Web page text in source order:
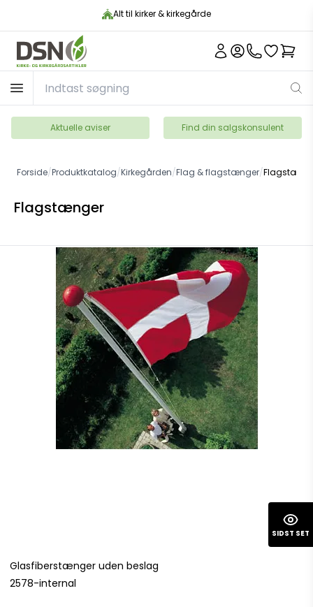
Alt til kirker & kirkegårde
Aktuelle aviser Find din salgskonsulent
Forside/Produktkatalog/Kirkegården/Flag & flagstænger/
Flagstænger
Glasfiberstænger uden beslag
2578-internal
SIDST SET